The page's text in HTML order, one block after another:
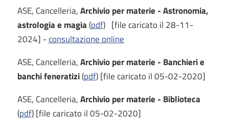
ASE, Cancelleria,Archivio per materie - Astronomia,
astrologia e magia(pdf) [file caricato il 28-11-
2024] -consultazione online
ASE, Cancelleria,Archivio per materie - Banchieri e
banchi feneratizi(pdf) [file caricato il 05-02-2020]
ASE, Cancelleria,Archivio per materie - Biblioteca
(pdf) [file caricato il 05-02-2020]